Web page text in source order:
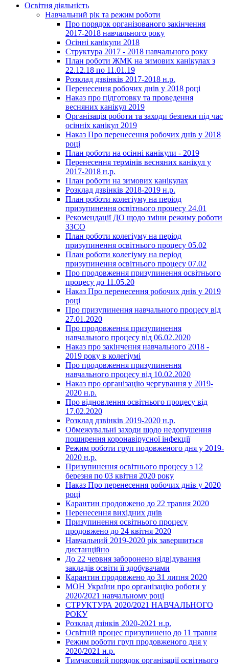
Освітня діяльність
Навчальний рік та режим роботи
Про порядок організованого закінчення
2017-2018 навчального року
Осінні канікули 2018
Структура 2017 - 2018 навчального року
План роботи ЖМК на зимових канікулах з
22.12.18 по 11.01.19
Розклад дзвінків 2017-2018 н.р.
Перенесення робочих днів у 2018 році
Наказ про підготовку та проведення
весняних канікул 2019
Організація роботи та заходи безпеки під час
осінніх канікул 2019
Наказ Про перенесення робочих днів у 2018
році
План роботи на осінні канікули - 2019
Перенесення термінів весняних канікул у
2017-2018 н.р.
План роботи на зимових канікулах
Розклад дзвінків 2018-2019 н.р.
План роботи колегіуму на період
призупинення освітнього процесу 24.01
Рекомендації ДО щодо зміни режиму роботи
ЗЗСО
План роботи колегіуму на період
призупинення освітнього процесу 05.02
План роботи колегіуму на період
призупинення освітнього процесу 07.02
Про продовження призупинення освітнього
процесу до 11.05.20
Наказ Про перенесення робочих днів у 2019
році
Про призупинення навчального процесу від
27.01.2020
Про продовження призупинення
навчального процесу від 06.02.2020
Наказ про закінчення навчального 2018 -
2019 року в колегіумі
Про продовження призупинення
навчального процесу від 10.02.2020
Наказ про організацію чергування у 2019-
2020 н.р.
Про відновлення освітнього процесу від
17.02.2020
Розклад дзвінків 2019-2020 н.р.
Обмежувальні заходи щодо недопушення
поширення коронавірусної інфекції
Режим роботи груп подовженого дня у 2019-
2020 н.р.
Призупинення освітнього процесу з 12
березня по 03 квітня 2020 року
Наказ Про перенесення робочих днів у 2020
році
Карантин продовжено до 22 травня 2020
Перенесення вихідних днів
Призупинення освітнього процесу
продовжено до 24 квітня 2020
Навчальний 2019-2020 рік завершиться
дистанційно
До 22 червня заборонено відвідування
закладів освіти її здобувачами
Карантин продовжено до 31 липня 2020
МОН України про організацію роботи у
2020/2021 навчальному році
СТРУКТУРА 2020/2021 НАВЧАЛЬНОГО
РОКУ
Розклад дзінків 2020-2021 н.р.
Освітній процес призупинено до 11 травня
Режим роботи груп продовженого дня у
2020/2021 н.р.
Тимчасовий порядок організації освітнього